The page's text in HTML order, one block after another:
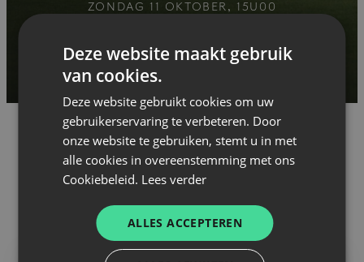
ZONDAG 11 OKTOBER, 15U00
Er is nog geen verslag of voorbeschouwing
beschikbaar.
Deze website maakt gebruik
van cookies.
Deze website gebruikt cookies om uw
gebruikerservaring te verbeteren. Door
onze website te gebruiken, stemt u in met
alle cookies in overeenstemming met ons
Cookiebeleid. Lees verder
ALLES ACCEPTEREN